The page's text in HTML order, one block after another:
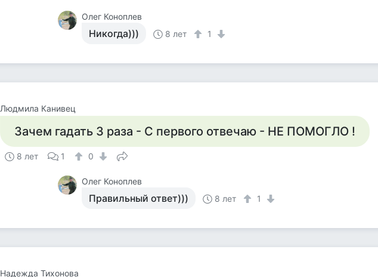
Олег Коноплев
Никогда))) 8 лет 1
Людмила Канивец
Зачем гадать 3 раза - С первого отвечаю - НЕ ПОМОГЛО !
8 лет 1 0
Олег Коноплев
Правильный ответ))) 8 лет 1
Надежда Тихонова